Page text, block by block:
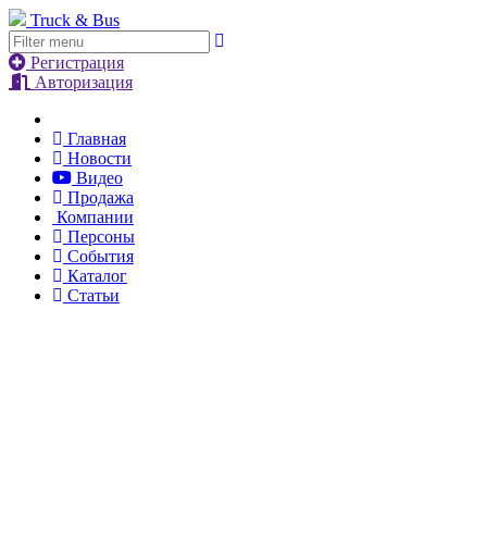
Truck & Bus
Регистрация
Авторизация
Главная
Новости
Видео
Продажа
Компании
Персоны
События
Каталог
Статьи